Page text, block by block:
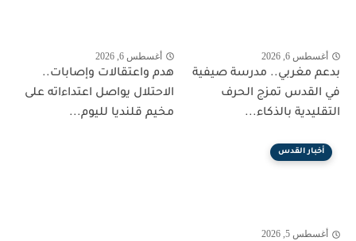
أغسطس 6, 2026
بدعم مغربي.. مدرسة صيفية
في القدس تمزج الحرف
التقليدية بالذكاء...
أغسطس 6, 2026
هدم واعتقالات وإصابات..
الاحتلال يواصل اعتداءاته على
مخيم قلنديا لليوم...
أخبار القدس
أغسطس 5, 2026